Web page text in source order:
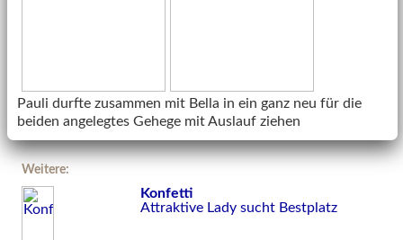
Pauli durfte zusammen mit Bella in ein ganz neu für die
beiden angelegtes Gehege mit Auslauf ziehen
Weitere:
Konfetti
Attraktive Lady sucht Bestplatz